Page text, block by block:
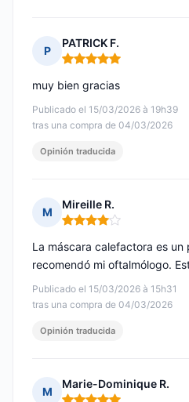
P
PATRICK F.
Nota: 5 de 5
Publicado el 15/03/2026 à 19h39
tras una compra de 04/03/2026
muy bien gracias
Opinión traducida
M
Mireille R.
Nota: 4 de 5
Publicado el 15/03/2026 à 15h31
tras una compra de 04/03/2026
La máscara calefactora es
recomendó mi oftalmólogo.
Opinión traducida
M
Marie-Dominique R.